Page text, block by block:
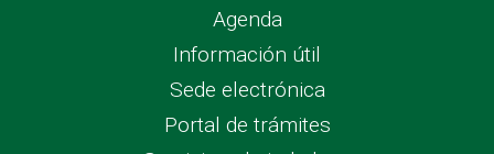
Agenda
Información útil
Sede electrónica
Portal de trámites